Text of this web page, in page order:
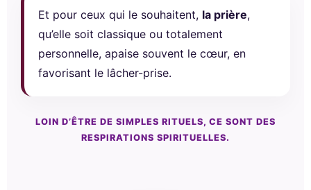
Et pour ceux qui le souhaitent, la prière,
qu’elle soit classique ou totalement
personnelle, apaise souvent le cœur, en
favorisant le lâcher-prise.
LOIN D’ÊTRE DE SIMPLES RITUELS, CE SONT DES
RESPIRATIONS SPIRITUELLES.